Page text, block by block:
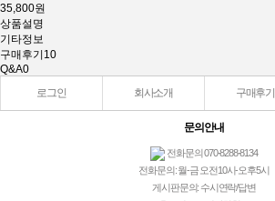
35,800원
상품설명
기타정보
구매후기10
Q&A0
로그인
회사소개 구매후기
문의안내
전화문의 070-8288-8134
전화문의: 월-금 오전10시-오후5시
게시판문의: 수시연락/답변